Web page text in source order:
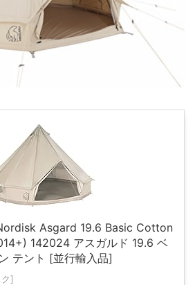
Asgard 19.6 Basic Cotton
142024 アスガルド 19.6 ベ
テント [並行輸入品]
]